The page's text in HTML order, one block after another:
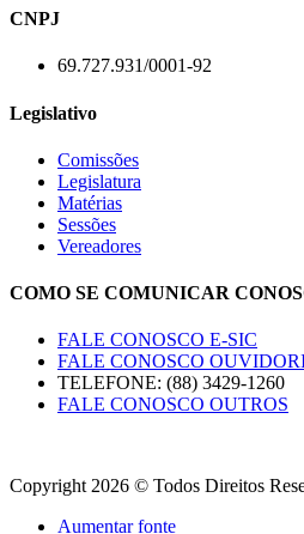
CNPJ
69.727.931/0001-92
Legislativo
Comissões
Legislatura
Matérias
Sessões
Vereadores
COMO SE COMUNICAR
FALE CONOSCO E-SIC
FALE CONOSCO
TELEFONE: (88) 3429-1260
FALE CONOSCO OUTROS
Copyright 2026 © Todos Direitos
Aumentar fonte